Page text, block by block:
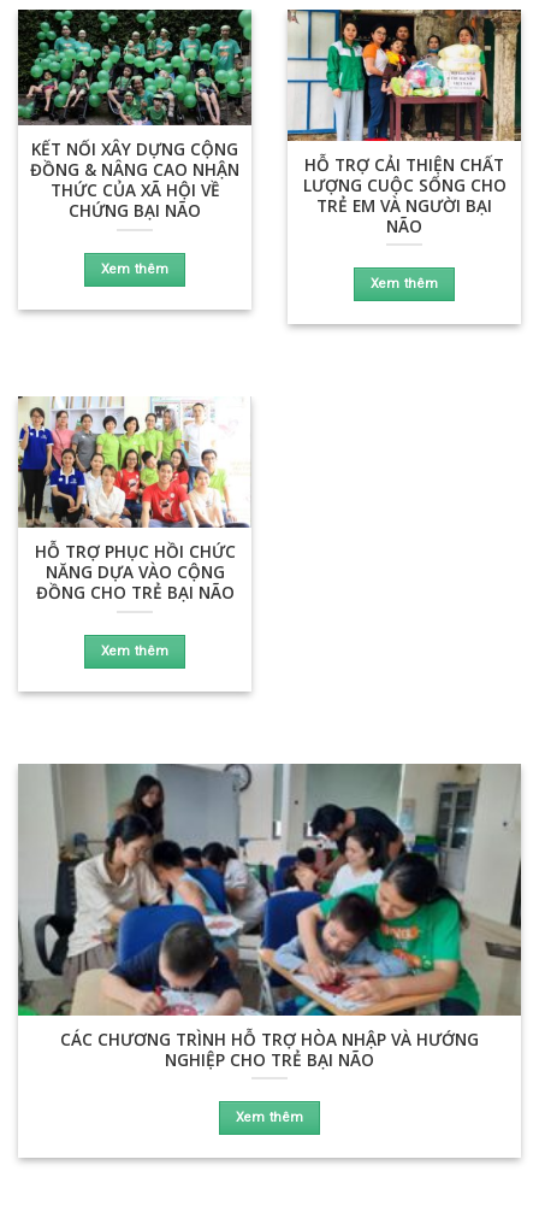
KẾT NỐI XÂY DỰNG CỘNG
ĐỒNG & NÂNG CAO NHẬN
THỨC CỦA XÃ HỘI VỀ
CHỨNG BẠI NÃO
Xem thêm
HỖ TRỢ CẢI THIỆN CHẤT
LƯỢNG CUỘC SỐNG CHO
TRẺ EM VÀ NGƯỜI BẠI
NÃO
Xem thêm
HỖ TRỢ PHỤC HỒI CHỨC
NĂNG DỰA VÀO CỘNG
ĐỒNG CHO TRẺ BẠI NÃO
Xem thêm
CÁC CHƯƠNG TRÌNH HỖ TRỢ HÒA NHẬP VÀ HƯỚNG
NGHIỆP CHO TRẺ BẠI NÃO
Xem thêm